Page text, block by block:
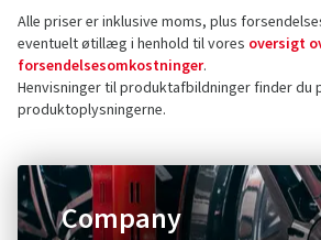
Alle priser er inklusive moms, plus
eventuelt øtillæg i henhold til vores oversigt
forsendelsesomkostninger.
Henvisninger til produktafbildninger finder du
produktoplysningerne.
Company